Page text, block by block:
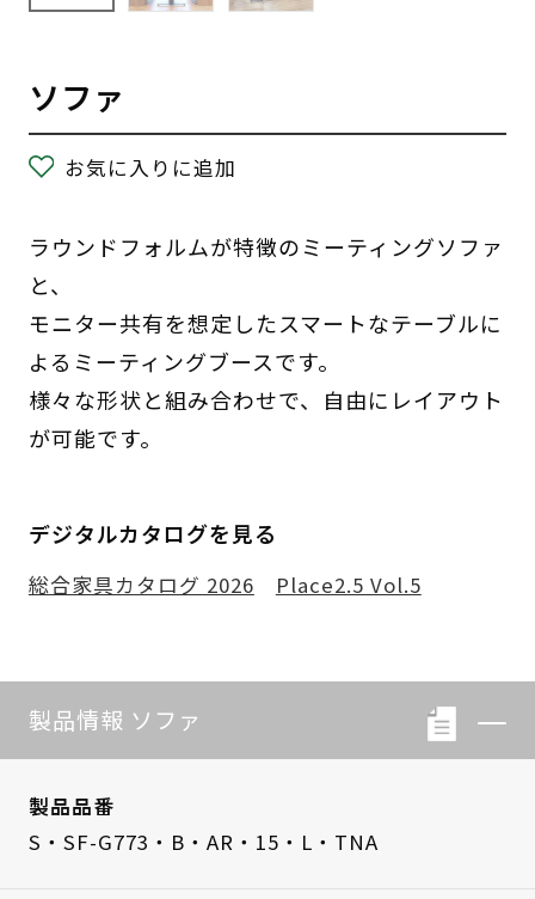
ソファ
お気に入りに追加
ラウンドフォルムが特徴のミーティングソファ
と、
モニター共有を想定したスマートなテーブルに
よるミーティングブースです。
様々な形状と組み合わせで、自由にレイアウト
が可能です。
デジタルカタログを見る
総合家具カタログ 2026 Place2.5 Vol.5
製品情報 ソファ
製品品番
S・SF-G773・B・AR・15・L・TNA